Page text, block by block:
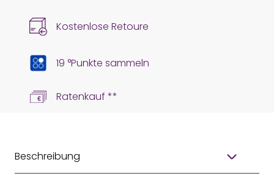
Kostenlose Retoure
19 °Punkte sammeln
Ratenkauf **
Beschreibung